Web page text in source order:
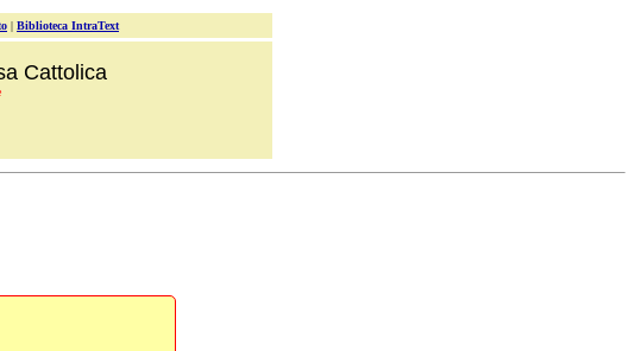
| Biblioteca IntraText
Cattolica